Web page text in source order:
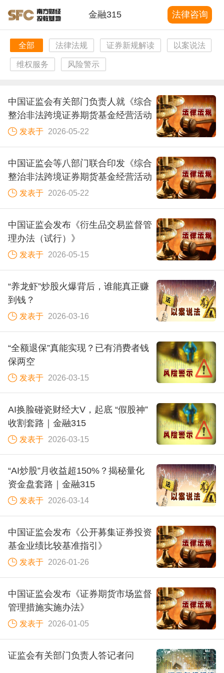
金融315 法律咨询
全部 法律法规 证券新规解读 以案说法
维权服务 风险警示
中国证监会有关部门负责人就《综合
整治非法跨境证券期货基金经营活动
实施方案》答记者问
发表于 2026-05-22
中国证监会等八部门联合印发《综合
整治非法跨境证券期货基金经营活动
实施方案》
发表于 2026-05-22
中国证监会发布《衍生品交易监督管
理办法（试行）》
发表于 2026-05-15
“养龙虾”炒股火爆背后，谁能真正赚
到钱？
发表于 2026-03-16
“全额退保”真能实现？已有消费者钱
保两空
发表于 2026-03-15
AI换脸碰瓷财经大V，起底 “假股神”
收割套路｜金融315
发表于 2026-03-15
“AI炒股”月收益超150%？揭秘量化
资金盘套路｜金融315
发表于 2026-03-14
中国证监会发布《公开募集证券投资
基金业绩比较基准指引》
发表于 2026-01-26
中国证监会发布《证券期货市场监督
管理措施实施办法》
发表于 2026-01-05
证监会有关部门负责人答记者问